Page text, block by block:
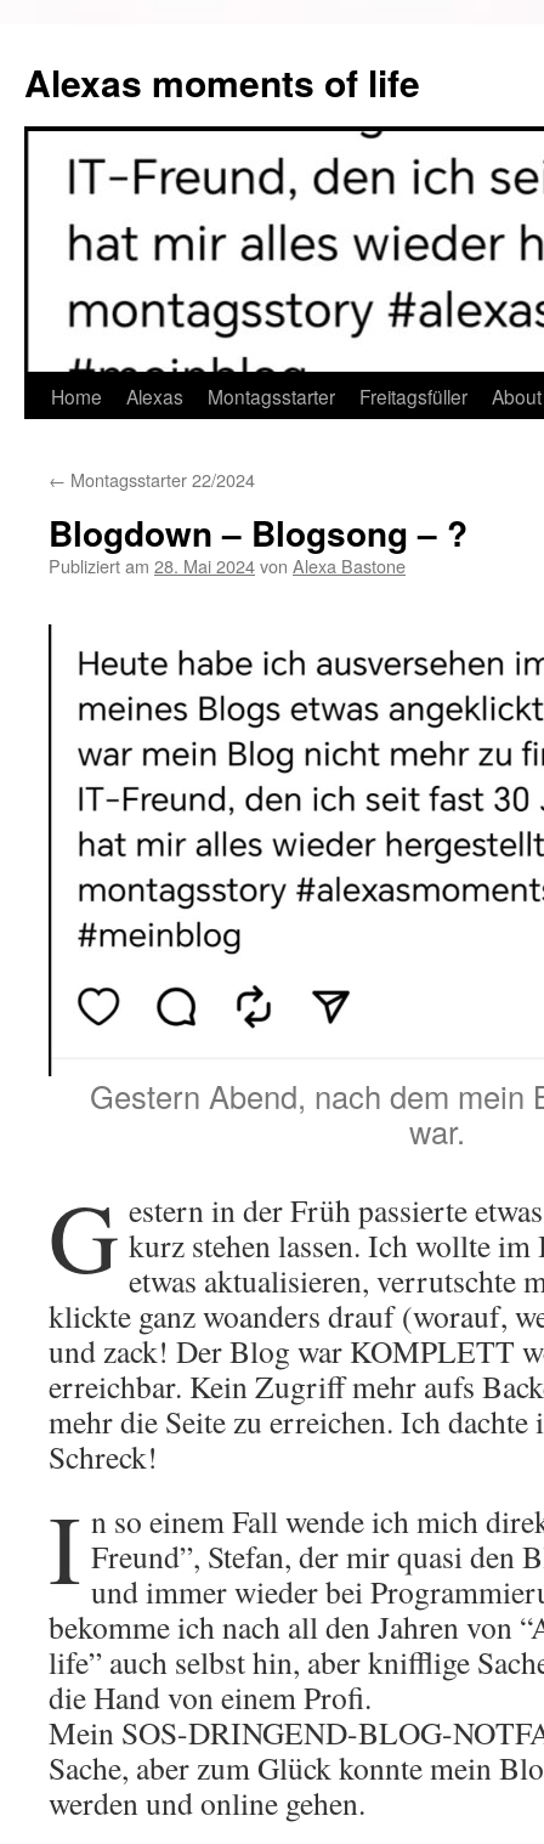
Alexas moments of life
Zum
springen
Home Alexas Montagsstarter Freitagsfüller
← Montagsstarter 22/2024
Blogdown – Blogsong – ?
Publiziert am 28. Mai 2024von Alexa Bastone
Gestern Abend, nach dem mein
war.
G estern in der Früh passierte
kurz stehen lassen. Ich wollte im
etwas aktualisieren, verrutschte
klickte ganz woanders drauf (worauf,
und zack! Der Blog war KOMPLETT
erreichbar. Kein Zugriff mehr aufs
mehr die Seite zu erreichen. Ich
Schreck!
I n so einem Fall wende ich mich
Freund”, Stefan, der mir quasi den
und immer wieder bei
bekomme ich nach all den Jahren von
life” auch selbst hin, aber knifflige
die Hand von einem Profi.
Mein SOS-DRINGEND-BLOG-
Sache, aber zum Glück konnte mein
werden und online gehen.